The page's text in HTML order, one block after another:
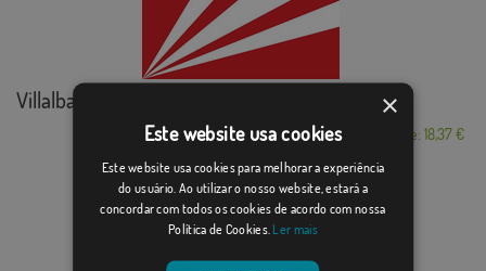
Villalba del Rey
Desde: 18,37 €
×
Este website usa cookies
Este website usa cookies para melhorar a experiência
do usuário. Ao utilizar o nosso website, estará a
concordar com todos os cookies de acordo com nossa
Política de Cookies. Ler mais